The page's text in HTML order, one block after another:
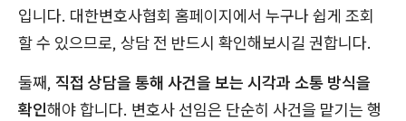
입니다. 대한변호사협회 홈페이지에서 누구나 쉽게 조회
할 수 있으므로, 상담 전 반드시 확인해보시길 권합니다.
둘째, 직접 상담을 통해 사건을 보는 시각과 소통 방식을
확인해야 합니다. 변호사 선임은 단순히 사건을 맡기는 행